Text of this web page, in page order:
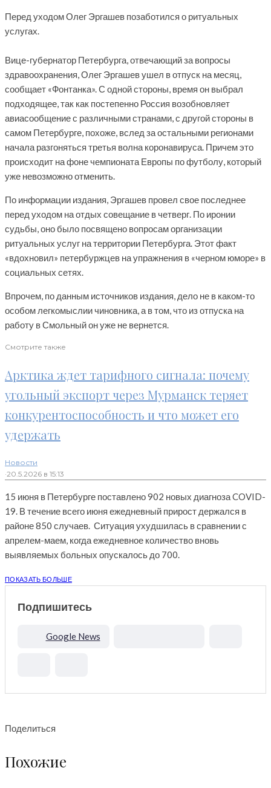
Перед уходом Олег Эргашев позаботился о ритуальных
услугах.
Вице-губернатор Петербурга, отвечающий за вопросы
здравоохранения, Олег Эргашев ушел в отпуск на месяц,
сообщает «Фонтанка». С одной стороны, время он выбрал
подходящее, так как постепенно Россия возобновляет
авиасообщение с различными странами, с другой стороны в
самом Петербурге, похоже, вслед за остальными регионами
начала разгоняться третья волна коронавируса. Причем это
происходит на фоне чемпионата Европы по футболу, который
уже невозможно отменить.
По информации издания, Эргашев провел свое последнее
перед уходом на отдых совещание в четверг. По иронии
судьбы, оно было посвящено вопросам организации
ритуальных услуг на территории Петербурга. Этот факт
«вдохновил» петербуржцев на упражнения в «черном юморе» в
социальных сетях.
Впрочем, по данным источников издания, дело не в каком-то
особом легкомыслии чиновника, а в том, что из отпуска на
работу в Смольный он уже не вернется.
Смотрите также
Арктика ждет тарифного сигнала: почему
угольный экспорт через Мурманск теряет
конкурентоспособность и что может его
удержать
Новости
·20.5.2026 в 15:13
15 июня в Петербурге поставлено 902 новых диагноза COVID-
19. В течение всего июня ежедневный прирост держался в
районе 850 случаев. Ситуация ухудшилась в сравнении с
апрелем-маем, когда ежедневное количество вновь
выявляемых больных опускалось до 700.
ПОКАЗАТЬ БОЛЬШЕ
Подпишитесь
Google News
Поделиться
Похожие